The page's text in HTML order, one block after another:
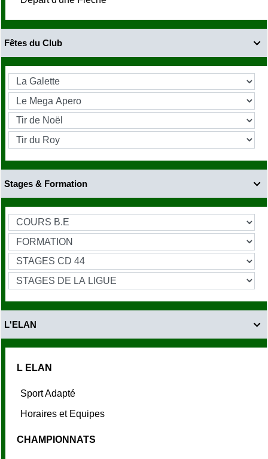

Fêtes du Club

Stages & Formation

L'ELAN
L ELAN
Sport Adapté
Horaires et Equipes
CHAMPIONNATS